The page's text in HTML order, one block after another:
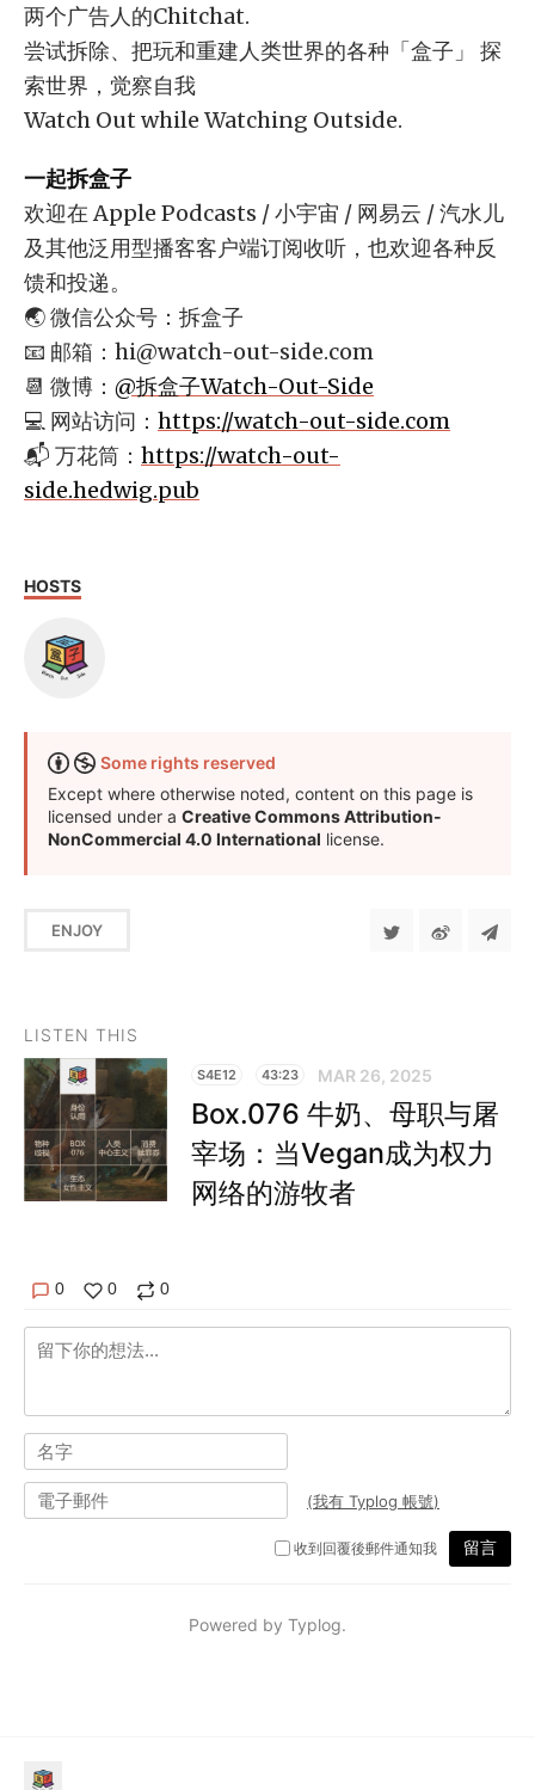
两个广告人的Chitchat.
尝试拆除、把玩和重建人类世界的各种「盒子」 探
索世界，觉察自我
Watch Out while Watching Outside.
一起拆盒子
欢迎在 Apple Podcasts / 小宇宙 / 网易云 / 汽水儿
及其他泛用型播客客户端订阅收听，也欢迎各种反
馈和投递。
🌏 微信公众号：拆盒子
📧 邮箱： hi@watch-out-side.com
📆 微博： @拆盒子Watch-Out-Side
💻 网站访问： https://watch-out-side.com
📬 万花筒： https://watch-out-
side.hedwig.pub
HOSTS
Some rights reserved
Except where otherwise noted, content on this page is
licensed under a Creative Commons Attribution-
NonCommercial 4.0 International license.
ENJOY
LISTEN THIS
S4E12 43:23 MAR 26, 2025
Box.076 牛奶、母职与屠
宰场：当Vegan成为权力
网络的游牧者